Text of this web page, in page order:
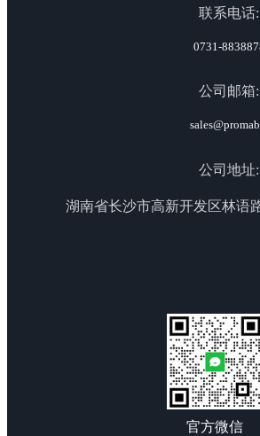
联系电话:
0731-
公司邮箱:
公司地址:
湖南省长沙市高新开发区林语
官方微信